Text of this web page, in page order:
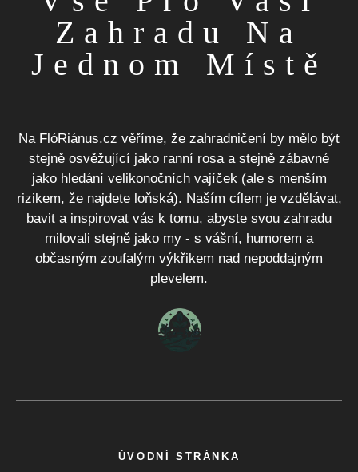
Zahradu Na
Jednom Místě
Na FlóRiánus.cz věříme, že zahradničení by mělo být
stejně osvěžující jako ranní rosa a stejně zábavné
jako hledání velikonočních vajíček (ale s menším
rizikem, že najdete loňská). Naším cílem je vzdělávat,
bavit a inspirovat vás k tomu, abyste svou zahradu
milovali stejně jako my - s vášní, humorem a
občasným zoufalým výkřikem nad nepoddajným
plevelem.
ÚVODNÍ STRÁNKA